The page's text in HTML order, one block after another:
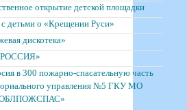
открытие детской площадки
с детьми о «Крещении Руси»
дискотека»
в 300 пожарно-спасательную часть
управления №5 ГКУ МО